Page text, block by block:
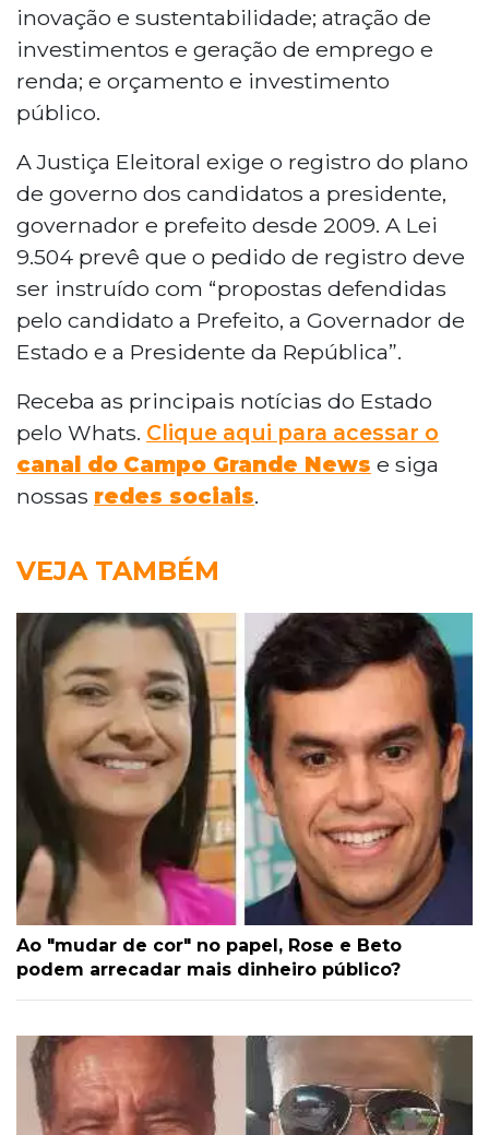
inovação e sustentabilidade; atração de
investimentos e geração de emprego e
renda; e orçamento e investimento
público.
A Justiça Eleitoral exige o registro do plano
de governo dos candidatos a presidente,
governador e prefeito desde 2009. A Lei
9.504 prevê que o pedido de registro deve
ser instruído com “propostas defendidas
pelo candidato a Prefeito, a Governador de
Estado e a Presidente da República”.
Receba as principais notícias do Estado
pelo Whats. Clique aqui para acessar o
canal do Campo Grande News e siga
nossas redes sociais.
VEJA TAMBÉM
Ao "mudar de cor" no papel, Rose e Beto
podem arrecadar mais dinheiro público?